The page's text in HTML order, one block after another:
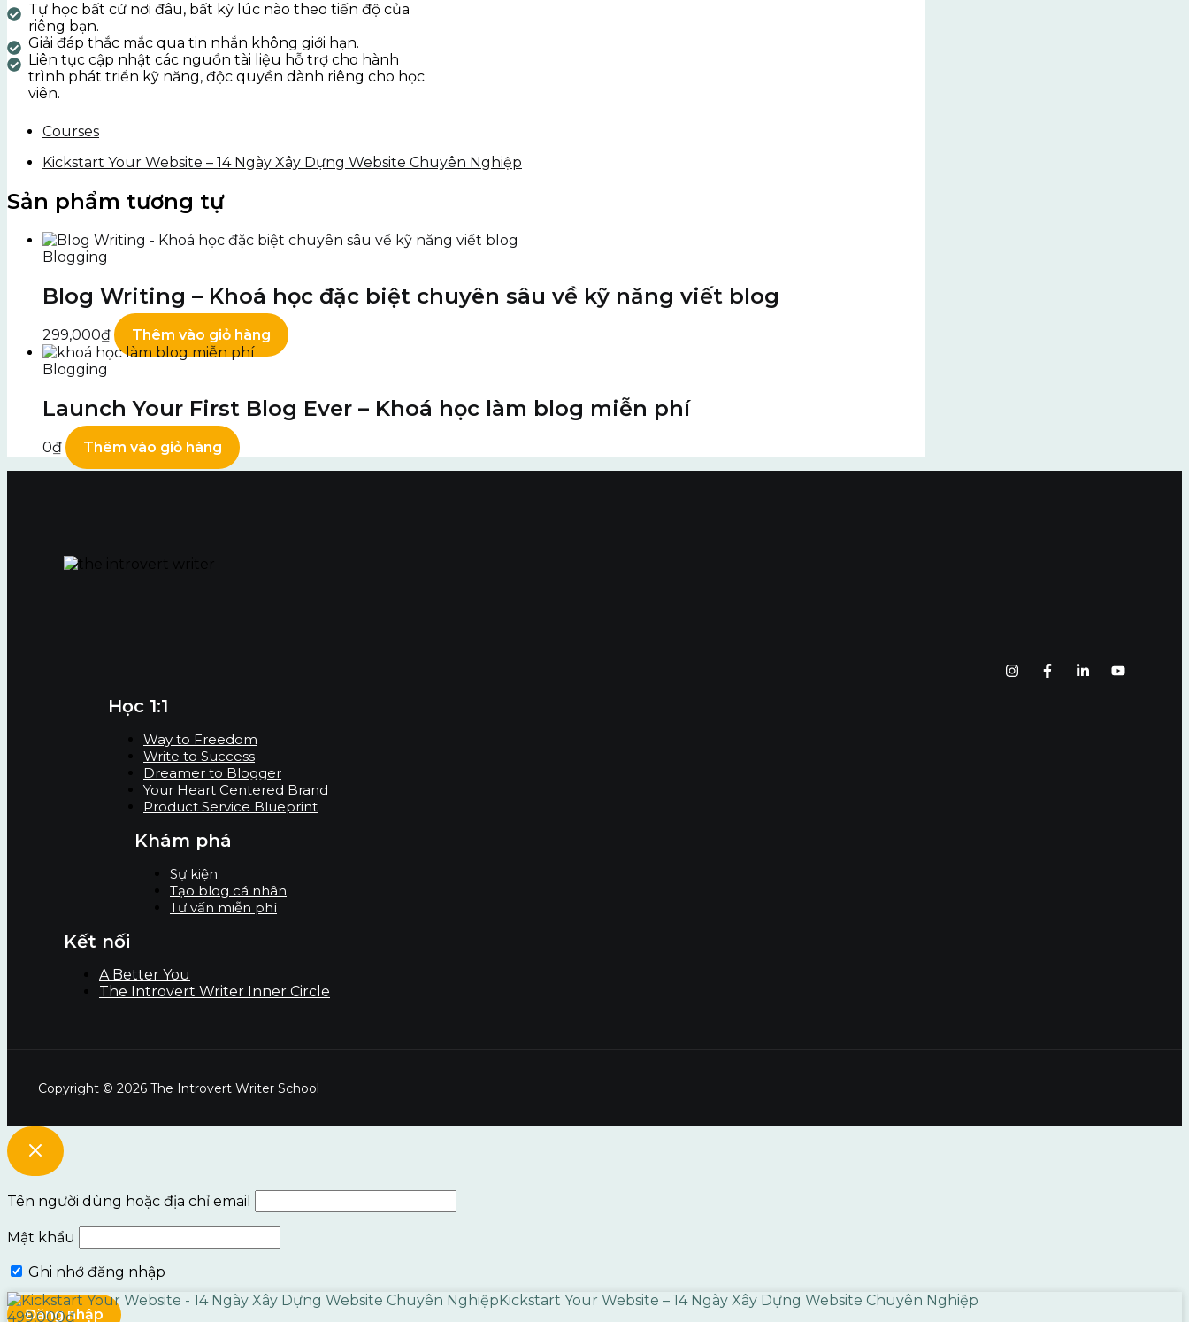
Tự học bất cứ nơi đâu, bất kỳ lúc nào theo tiến độ của
riêng bạn.
Giải đáp thắc mắc qua tin nhắn không giới hạn.
Liên tục cập nhật các nguồn tài liệu hỗ trợ cho hành
trình phát triển kỹ năng, độc quyền dành riêng cho học
viên.
Courses
Kickstart Your Website – 14 Ngày Xây Dựng Website Chuyên Nghiệp
Sản phẩm tương tự
Blogging
Blog Writing – Khoá học đặc biệt chuyên sâu về kỹ năng viết blog
299,000₫ Thêm vào giỏ hàng
Blogging
Launch Your First Blog Ever – Khoá học làm blog miễn phí
0₫ Thêm vào giỏ hàng
Học 1:1
Way to Freedom
Write to Success
Dreamer to Blogger
Your Heart Centered Brand
Product Service Blueprint
Khám phá
Sự kiện
Tạo blog cá nhân
Tư vấn miễn phí
Kết nối
A Better You
The Introvert Writer Inner Circle
Copyright © 2026 The Introvert Writer School
Tên người dùng hoặc địa chỉ email
Mật khẩu
Ghi nhớ đăng nhập
Kickstart Your Website – 14 Ngày Xây Dựng Website Chuyên Nghiệp
499,000₫